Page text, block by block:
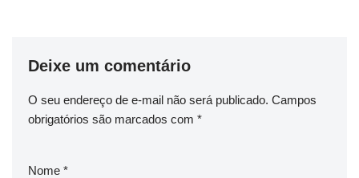
Deixe um comentário
O seu endereço de e-mail não será publicado. Campos
obrigatórios são marcados com *
Nome *